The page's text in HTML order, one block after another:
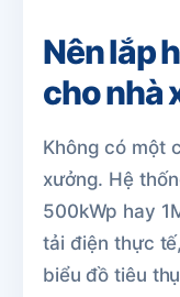
Nên lắp
cho nhà
Không có một
xưởng. Hệ
500kWp hay
tải điện thực
biểu đồ tiêu